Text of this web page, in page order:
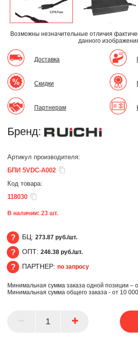
Возможны незначительные отличия
данного
Доставка
Скидки
Партнерам
Бренд:
Артикул производителя:
БПИ 5VDC-A002
Код товара:
118030
В наличии: 23 шт.
БЦ
БЦ: 273.87 руб./шт.
ОПТ
ОПТ: 246.38 руб./шт.
ПАРТНЕР
ПАРТНЕР: по запросу
Минимальная сумма заказа одной позиции –
Минимальная сумма общего заказа - от 10 000